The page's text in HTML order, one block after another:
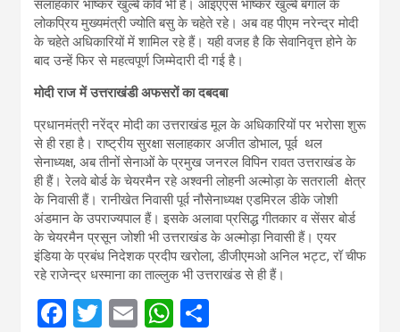
सलाहकार भाष्कर खुल्बे कवि भी हैं। आइएएस भाष्कर खुल्बे बंगाल के
लोकप्रिय मुख्यमंत्री ज्‍योति बसु के चहेते रहे। अब वह पीएम नरेन्द्र मोदी
के चहेते अधिकारियों में शामिल रहे हैं। यही वजह है कि सेवानिवृत्त होने के
बाद उन्हें फिर से महत्वपूर्ण जिम्मेदारी दी गई है।
मोदी राज में उत्तराखंडी अफसरों का दबदबा
प्रधानमंत्री नरेंद्र मोदी का उत्तराखंड मूल के अधिकारियों पर भरोसा शुरू
से ही रहा है। राष्ट्रीय सुरक्षा सलाहकार अजीत डोभाल, पूर्व थल
सेनाध्यक्ष, अब तीनों सेनाओं के प्रमुख जनरल विपिन रावत उत्तराखंड के
ही हैं। रेलवे बोर्ड के चेयरमैन रहे अश्वनी लोहनी अल्मोड़ा के सतराली क्षेत्र
के निवासी हैं। रानीखेत निवासी पूर्व नौसेनाध्यक्ष एडमिरल डीके जोशी
अंडमान के उपराज्यपाल हैं। इसके अलावा प्रसिद्ध गीतकार व सेंसर बोर्ड
के चेयरमैन प्रसून जोशी भी उत्तराखंड के अल्मोड़ा निवासी हैं। एयर
इंडिया के प्रबंध निदेशक प्रदीप खरोला, डीजीएमओ अनिल भट्ट, रॉ चीफ
रहे राजेन्द्र धस्माना का ताल्लुक भी उत्तराखंड से ही हैं।
F
T
E
W